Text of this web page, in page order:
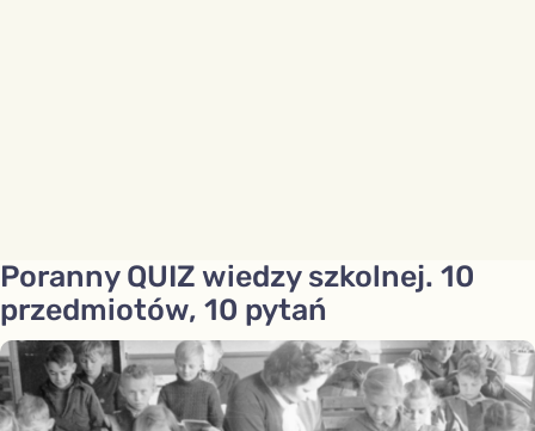
Poranny QUIZ wiedzy szkolnej. 10
przedmiotów, 10 pytań